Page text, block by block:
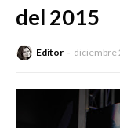
del 2015
Editor diciembre